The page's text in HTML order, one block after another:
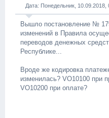
Дата: Понедельник,
Вышло постановление №
изменений в Правила
переводов денежных
Республике...
Вроде же кодировка
изменилась? VO10100 при
VO10200 при оплате?